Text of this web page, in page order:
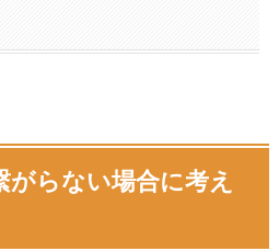
らない場合に考え